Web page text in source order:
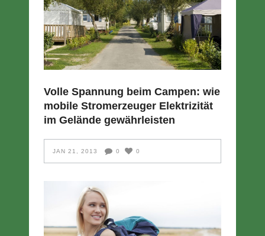
Volle Spannung beim Campen: wie
mobile Stromerzeuger Elektrizität
im Gelände gewährleisten
JAN 21, 2013 0 0